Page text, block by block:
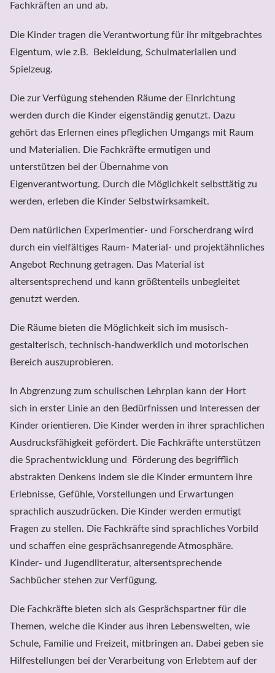
Fachkräften an und ab.
Die Kinder tragen die Verantwortung für ihr mitgebrachtes
Eigentum, wie z.B.  Bekleidung, Schulmaterialien und
Spielzeug.
Die zur Verfügung stehenden Räume der Einrichtung
werden durch die Kinder eigenständig genutzt. Dazu
gehört das Erlernen eines pfleglichen Umgangs mit Raum
und Materialien. Die Fachkräfte ermutigen und
unterstützen bei der Übernahme von
Eigenverantwortung. Durch die Möglichkeit selbsttätig zu
werden, erleben die Kinder Selbstwirksamkeit.
Dem natürlichen Experimentier- und Forscherdrang wird
durch ein vielfältiges Raum- Material- und projektähnliches
Angebot Rechnung getragen. Das Material ist
altersentsprechend und kann größtenteils unbegleitet
genutzt werden.
Die Räume bieten die Möglichkeit sich im musisch-
gestalterisch, technisch-handwerklich und motorischen
Bereich auszuprobieren.
In Abgrenzung zum schulischen Lehrplan kann der Hort
sich in erster Linie an den Bedürfnissen und Interessen der
Kinder orientieren. Die Kinder werden in ihrer sprachlichen
Ausdrucksfähigkeit gefördert. Die Fachkräfte unterstützen
die Sprachentwicklung und  Förderung des begrifflich
abstrakten Denkens indem sie die Kinder ermuntern ihre
Erlebnisse, Gefühle, Vorstellungen und Erwartungen
sprachlich auszudrücken. Die Kinder werden ermutigt
Fragen zu stellen. Die Fachkräfte sind sprachliches Vorbild
und schaffen eine gesprächsanregende Atmosphäre.
Kinder- und Jugendliteratur, altersentsprechende
Sachbücher stehen zur Verfügung.
Die Fachkräfte bieten sich als Gesprächspartner für die
Themen, welche die Kinder aus ihren Lebenswelten, wie
Schule, Familie und Freizeit, mitbringen an. Dabei geben sie
Hilfestellungen bei der Verarbeitung von Erlebtem auf der